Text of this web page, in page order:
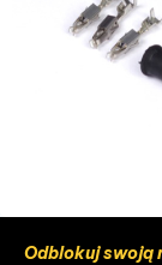
Odblokuj swoją